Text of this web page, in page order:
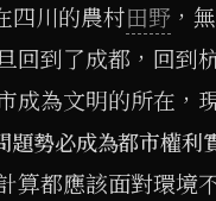
四川的農村田野，
回到了成都，回到
成為文明的所在，
題勢必成為都市權利
算都應該面對環境